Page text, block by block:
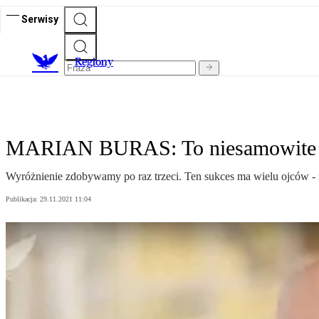
Serwisy
Regiony
MARIAN BURAS: To niesamowite
Wyróżnienie zdobywamy po raz trzeci. Ten sukces ma wielu ojców
Publikacja: 29.11.2021 11:04